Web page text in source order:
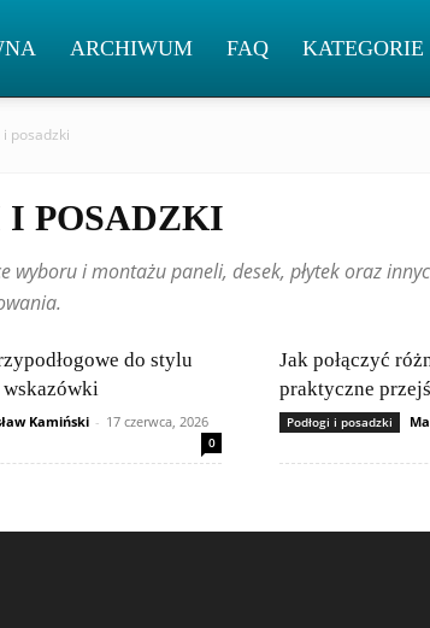
ARCHIWUM FAQ KATEGORIE
i posadzki
I POSADZKI
wyboru i montażu paneli, desek, płytek oraz
do stylu
Kamiński - 17 czerwca, 2026
0
Jak połączyć
praktyczne
Podłogi i posadzki